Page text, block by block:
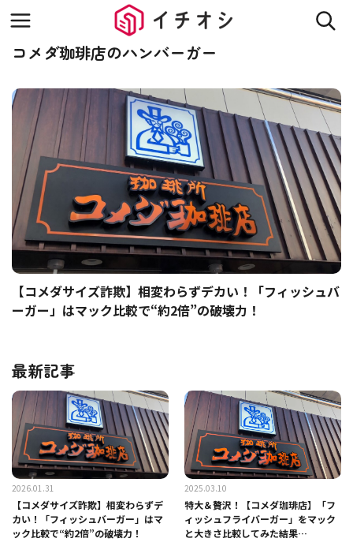
コメダ珈琲店のハンバーガー
【コメダサイズ詐欺】相変わらずデカい！「フィッシュバ
ーガー」はマック比較で“約2倍”の破壊力！
最新記事
2026.01.31
【コメダサイズ詐欺】相変わらずデ
カい！「フィッシュバーガー」はマ
ック比較で“約2倍”の破壊力！
2025.03.10
特大＆贅沢！【コメダ珈琲店】「フ
ィッシュフライバーガー」をマック
と大きさ比較してみた結果…